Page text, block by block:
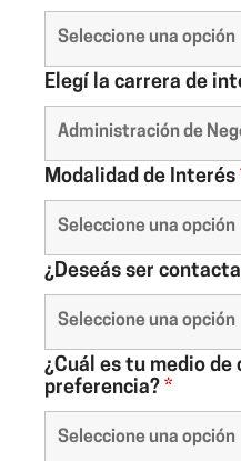
Elegí la carrera de
Modalidad de Interés
¿Deseás ser
¿Cuál es tu medio
preferencia? *